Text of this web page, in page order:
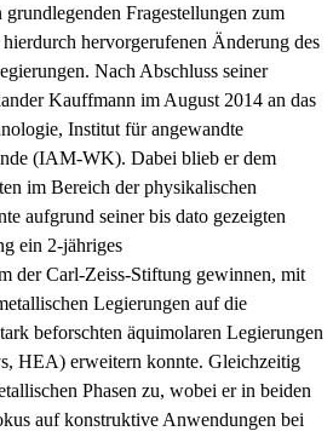
grundlegenden Fragestellungen zum
hervorgerufenen Änderung des
Nach Abschluss seiner
Kauffmann im August 2014 an das
Institut für angewandte
(IAM-WK). Dabei blieb er dem
im Bereich der physikalischen
aufgrund seiner bis dato gezeigten
ein 2-jähriges
der Carl-Zeiss-Stiftung gewinnen, mit
Legierungen auf die
beforschten äquimolaren Legierungen
HEA) erweitern konnte. Gleichzeitig
Phasen zu, wobei er in beiden
auf konstruktive Anwendungen bei